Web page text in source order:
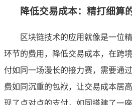
降低交易成本：精打细算
区块链技术的应用就像是一位
环节的费用，降低交易成本，在跨
付如同一场漫长的接力赛，需要通
费如同沉重的包袱，让交易成本居
现了点对点的支付，如同搭建了一